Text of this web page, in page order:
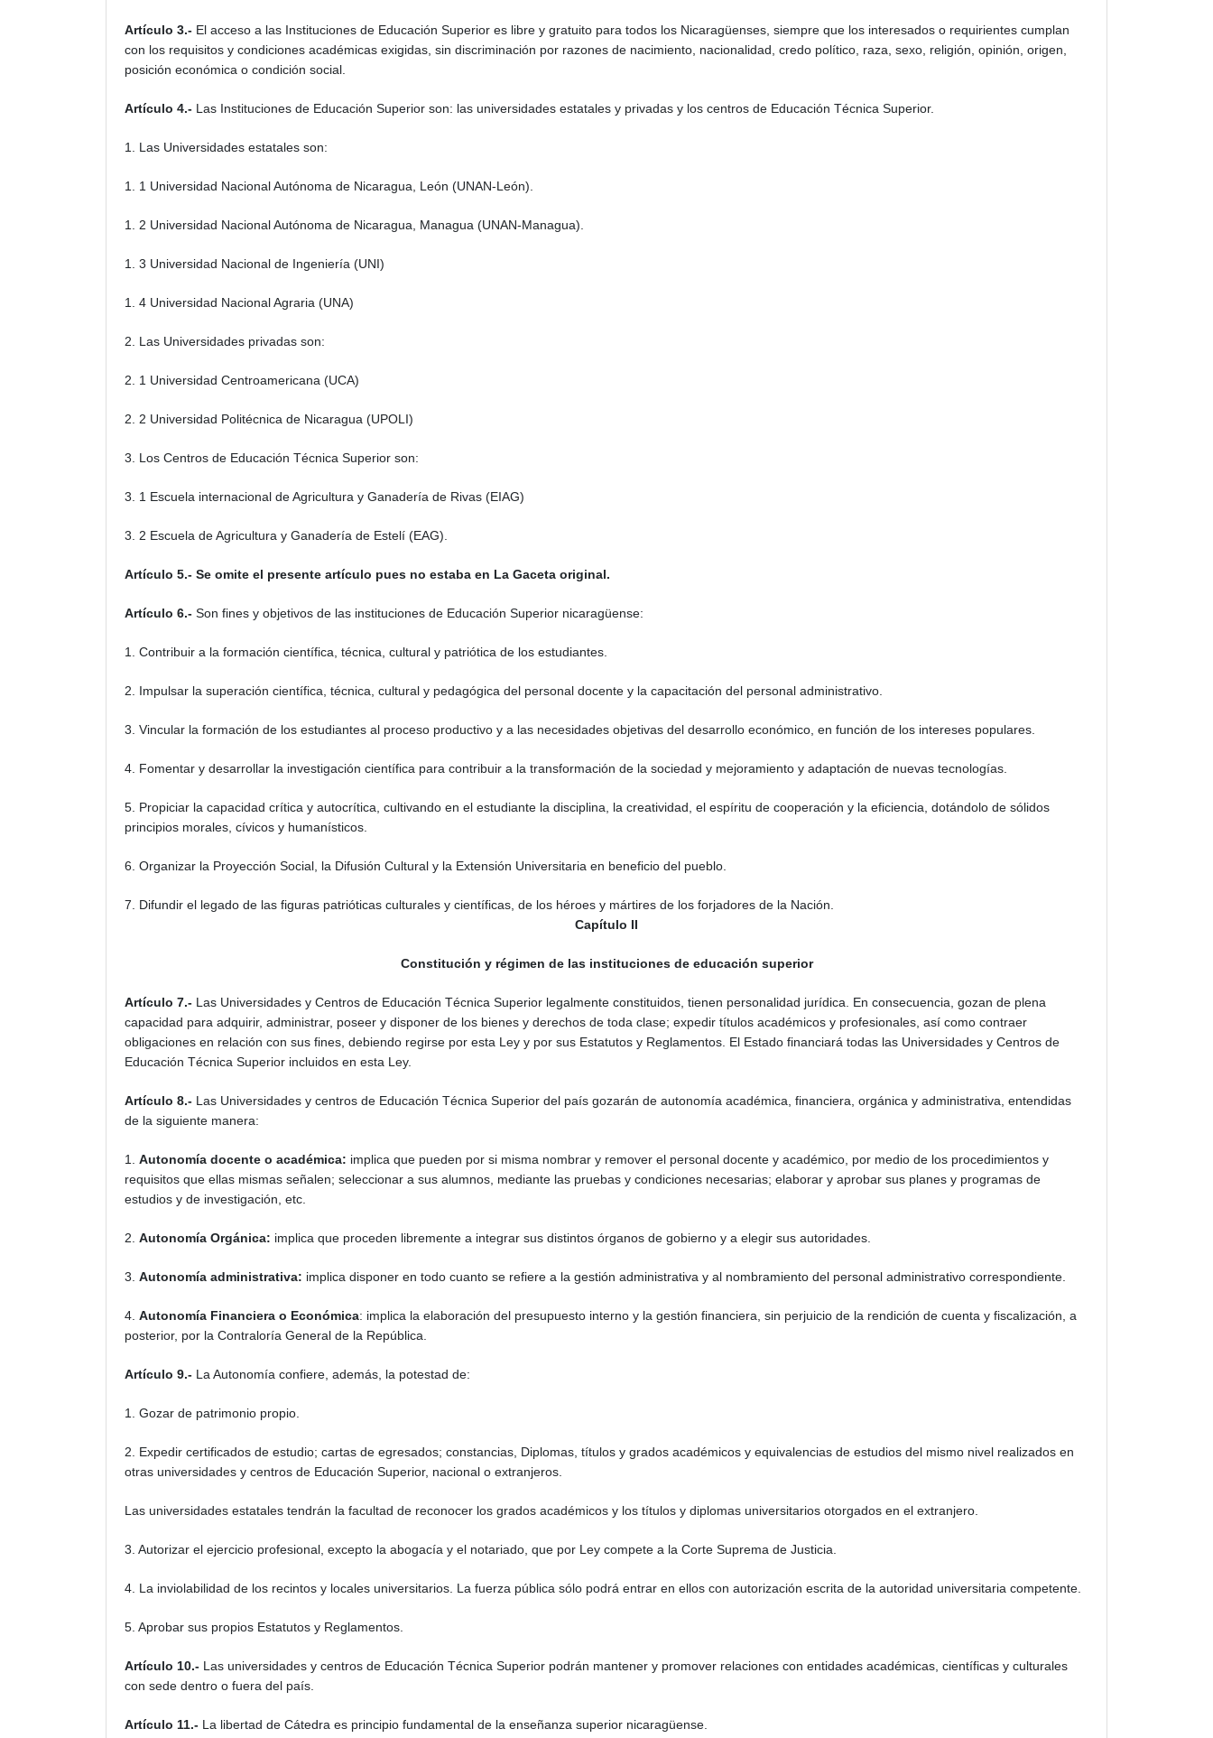
Artículo 3.- El acceso a las Instituciones de Educación Superior es libre y gratuito para todos los Nicaragüenses, siempre que los interesados o requirientes cumplan
con los requisitos y condiciones académicas exigidas, sin discriminación por razones de nacimiento, nacionalidad, credo político, raza, sexo, religión, opinión, origen,
posición económica o condición social.
Artículo 4.- Las Instituciones de Educación Superior son: las universidades estatales y privadas y los centros de Educación Técnica Superior.
1. Las Universidades estatales son:
1. 1 Universidad Nacional Autónoma de Nicaragua, León (UNAN-León).
1. 2 Universidad Nacional Autónoma de Nicaragua, Managua (UNAN-Managua).
1. 3 Universidad Nacional de Ingeniería (UNI)
1. 4 Universidad Nacional Agraria (UNA)
2. Las Universidades privadas son:
2. 1 Universidad Centroamericana (UCA)
2. 2 Universidad Politécnica de Nicaragua (UPOLI)
3. Los Centros de Educación Técnica Superior son:
3. 1 Escuela internacional de Agricultura y Ganadería de Rivas (EIAG)
3. 2 Escuela de Agricultura y Ganadería de Estelí (EAG).
Artículo 5.- Se omite el presente artículo pues no estaba en La Gaceta original.
Artículo 6.- Son fines y objetivos de las instituciones de Educación Superior nicaragüense:
1. Contribuir a la formación científica, técnica, cultural y patriótica de los estudiantes.
2. Impulsar la superación científica, técnica, cultural y pedagógica del personal docente y la capacitación del personal administrativo.
3. Vincular la formación de los estudiantes al proceso productivo y a las necesidades objetivas del desarrollo económico, en función de los intereses populares.
4. Fomentar y desarrollar la investigación científica para contribuir a la transformación de la sociedad y mejoramiento y adaptación de nuevas tecnologías.
5. Propiciar la capacidad crítica y autocrítica, cultivando en el estudiante la disciplina, la creatividad, el espíritu de cooperación y la eficiencia, dotándolo de sólidos
principios morales, cívicos y humanísticos.
6. Organizar la Proyección Social, la Difusión Cultural y la Extensión Universitaria en beneficio del pueblo.
7. Difundir el legado de las figuras patrióticas culturales y científicas, de los héroes y mártires de los forjadores de la Nación.
Capítulo II
Constitución y régimen de las instituciones de educación superior
Artículo 7.- Las Universidades y Centros de Educación Técnica Superior legalmente constituidos, tienen personalidad jurídica. En consecuencia, gozan de plena
capacidad para adquirir, administrar, poseer y disponer de los bienes y derechos de toda clase; expedir títulos académicos y profesionales, así como contraer
obligaciones en relación con sus fines, debiendo regirse por esta Ley y por sus Estatutos y Reglamentos. El Estado financiará todas las Universidades y Centros de
Educación Técnica Superior incluidos en esta Ley.
Artículo 8.- Las Universidades y centros de Educación Técnica Superior del país gozarán de autonomía académica, financiera, orgánica y administrativa, entendidas
de la siguiente manera:
1. Autonomía docente o académica: implica que pueden por si misma nombrar y remover el personal docente y académico, por medio de los procedimientos y
requisitos que ellas mismas señalen; seleccionar a sus alumnos, mediante las pruebas y condiciones necesarias; elaborar y aprobar sus planes y programas de
estudios y de investigación, etc.
2. Autonomía Orgánica: implica que proceden libremente a integrar sus distintos órganos de gobierno y a elegir sus autoridades.
3. Autonomía administrativa: implica disponer en todo cuanto se refiere a la gestión administrativa y al nombramiento del personal administrativo correspondiente.
4. Autonomía Financiera o Económica: implica la elaboración del presupuesto interno y la gestión financiera, sin perjuicio de la rendición de cuenta y fiscalización, a
posterior, por la Contraloría General de la República.
Artículo 9.- La Autonomía confiere, además, la potestad de:
1. Gozar de patrimonio propio.
2. Expedir certificados de estudio; cartas de egresados; constancias, Diplomas, títulos y grados académicos y equivalencias de estudios del mismo nivel realizados en
otras universidades y centros de Educación Superior, nacional o extranjeros.
Las universidades estatales tendrán la facultad de reconocer los grados académicos y los títulos y diplomas universitarios otorgados en el extranjero.
3. Autorizar el ejercicio profesional, excepto la abogacía y el notariado, que por Ley compete a la Corte Suprema de Justicia.
4. La inviolabilidad de los recintos y locales universitarios. La fuerza pública sólo podrá entrar en ellos con autorización escrita de la autoridad universitaria competente.
5. Aprobar sus propios Estatutos y Reglamentos.
Artículo 10.- Las universidades y centros de Educación Técnica Superior podrán mantener y promover relaciones con entidades académicas, científicas y culturales
con sede dentro o fuera del país.
Artículo 11.- La libertad de Cátedra es principio fundamental de la enseñanza superior nicaragüense.